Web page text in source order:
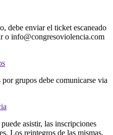
debe enviar el ticket escaneado
o info@congresoviolencia.com
grupos debe comunicarse via
asistir, las inscripciones
Los reintegros de las mismas,